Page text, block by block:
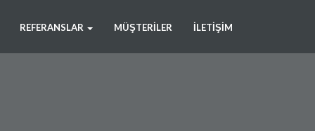
REFERANSLAR MÜŞTERILER İLETIŞIM